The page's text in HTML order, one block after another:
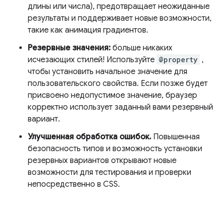
длины или числа), предотвращает неожиданные
результаты и поддерживает новые возможности,
такие как анимация градиентов.
Резервные значения: больше никаких
исчезающих стилей! Используйте @property ,
чтобы установить начальное значение для
пользовательского свойства. Если позже будет
присвоено недопустимое значение, браузер
корректно использует заданный вами резервный
вариант.
Улучшенная обработка ошибок. Повышенная
безопасность типов и возможность установки
резервных вариантов открывают новые
возможности для тестирования и проверки
непосредственно в CSS.